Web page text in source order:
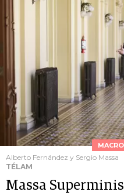
Alberto Fernández y Sergio Massa
TÉLAM
Massa